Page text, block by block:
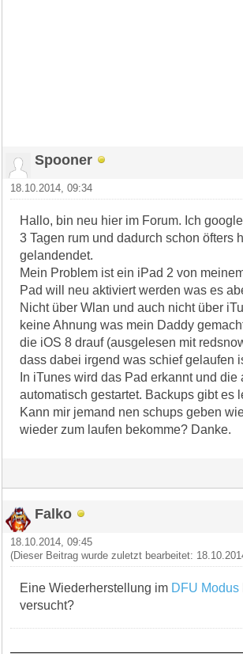
Spooner
18.10.2014, 09:34
Hallo, bin neu hier im Forum. Ich
3 Tagen rum und dadurch schon öfters
gelandendet.
Mein Problem ist ein iPad 2 von
Pad will neu aktiviert werden was es
Nicht über Wlan und auch nicht über
keine Ahnung was mein Daddy
die iOS 8 drauf (ausgelesen mit
dass dabei irgend was schief gelaufen
In iTunes wird das Pad erkannt und die
automatisch gestartet. Backups gibt es
Kann mir jemand nen schups geben
wieder zum laufen bekomme? Danke.
Falko
18.10.2014, 09:45
(Dieser Beitrag wurde zuletzt bearbeitet:
Eine Wiederherstellung im DFU Modus
versucht?